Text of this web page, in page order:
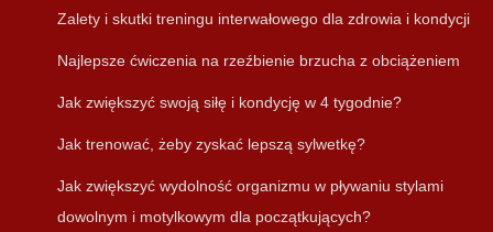
Zalety i skutki treningu interwałowego dla zdrowia i kondycji
Najlepsze ćwiczenia na rzeźbienie brzucha z obciążeniem
Jak zwiększyć swoją siłę i kondycję w 4 tygodnie?
Jak trenować, żeby zyskać lepszą sylwetkę?
Jak zwiększyć wydolność organizmu w pływaniu stylami
dowolnym i motylkowym dla początkujących?